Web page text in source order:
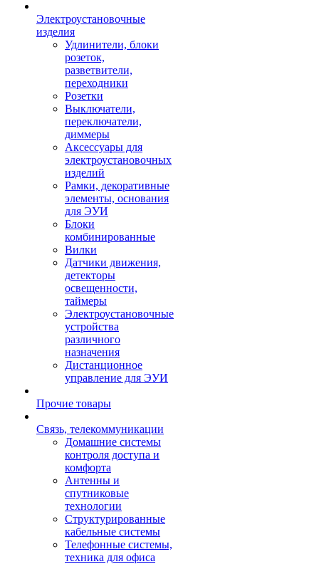
Электроустановочные
изделия
Удлинители, блоки
розеток,
разветвители,
переходники
Розетки
Выключатели,
переключатели,
диммеры
Аксессуары для
электроустановочных
изделий
Рамки, декоративные
элементы, основания
для ЭУИ
Блоки
комбинированные
Вилки
Датчики движения,
детекторы
освещенности,
таймеры
Электроустановочные
устройства
различного
назначения
Дистанционное
управление для ЭУИ
Прочие товары
Связь, телекоммуникации
Домашние системы
контроля доступа и
комфорта
Антенны и
спутниковые
технологии
Структурированные
кабельные системы
Телефонные системы,
техника для офиса